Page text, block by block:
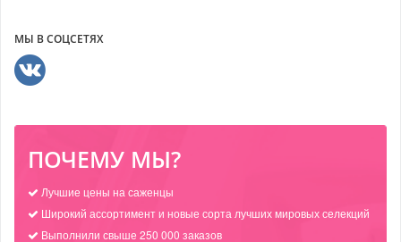
МЫ В СОЦСЕТЯХ
ПОЧЕМУ МЫ?
Лучшие цены на саженцы
Широкий ассортимент и новые сорта лучших мировых селекций
Выполнили свыше 250 000 заказов